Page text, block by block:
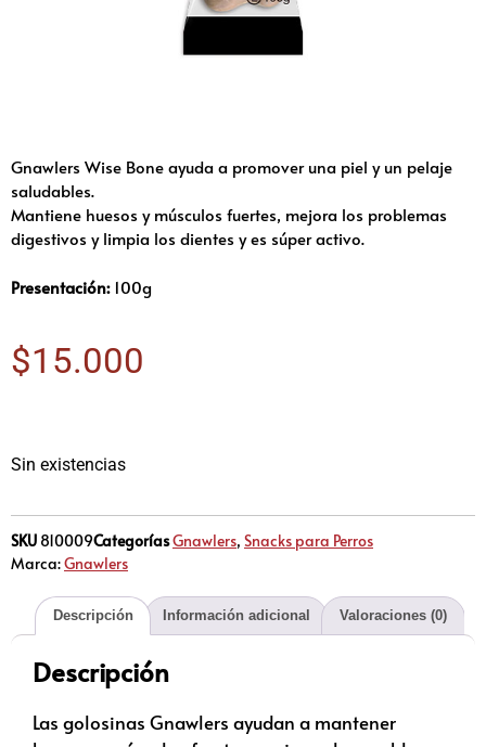
Gnawlers Wise Bone ayuda a promover una piel y un pelaje
saludables.
Mantiene huesos y músculos fuertes, mejora los problemas
digestivos y limpia los dientes y es súper activo.
Presentación: 100g
$15.000
Sin existencias
SKU 810009CategoríasGnawlers, Snacks para Perros
Marca:Gnawlers
Descripción Información adicional Valoraciones (0)
Descripción
Las golosinas Gnawlers ayudan a mantener